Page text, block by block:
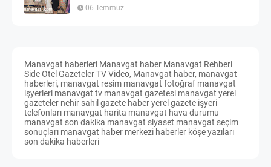
06 Temmuz
Manavgat haberleri Manavgat haber Manavgat Rehberi
Side Otel Gazeteler TV Video, Manavgat haber, manavgat
haberleri, manavgat resim manavgat fotoğraf manavgat
işyerleri manavgat tv manavgat gazetesi manavgat yerel
gazeteler nehir sahil gazete haber yerel gazete işyeri
telefonları manavgat harita manavgat hava durumu
manavgat son dakika manavgat siyaset manavgat seçim
sonuçları manavgat haber merkezi haberler köşe yazıları
son dakika haberleri